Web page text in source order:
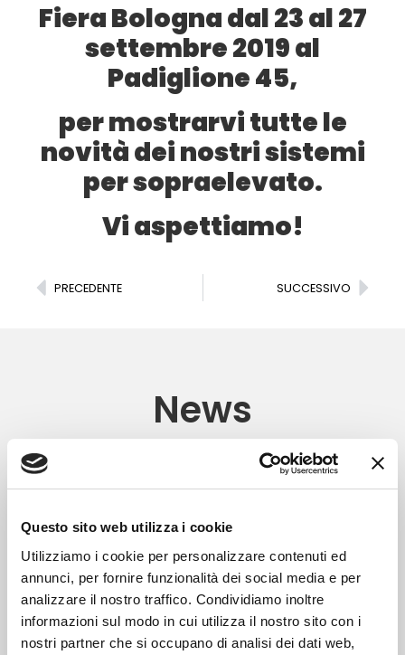
Questo sito web utilizza i cookie
Utilizziamo i cookie per personalizzare contenuti ed
annunci, per fornire funzionalità dei social media e per
analizzare il nostro traffico. Condividiamo inoltre
informazioni sul modo in cui utilizza il nostro sito con i
nostri partner che si occupano di analisi dei dati web,
Fiera Bologna dal 23 al 27
settembre 2019 al
Padiglione 45,
per mostrarvi tutte le
novità dei nostri sistemi
per sopraelevato.
Vi aspettiamo!
PRECEDENTE SUCCESSIVO
News